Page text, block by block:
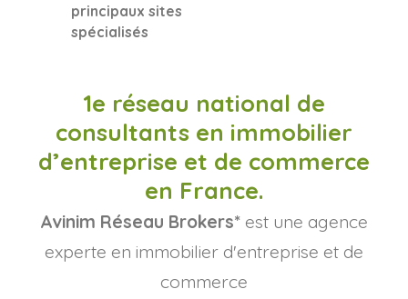
principaux sites
spécialisés
1e réseau national de
consultants en immobilier
d’entreprise et de commerce
en France.
Avinim Réseau Brokers* est une agence
experte en immobilier d'entreprise et de
commerce